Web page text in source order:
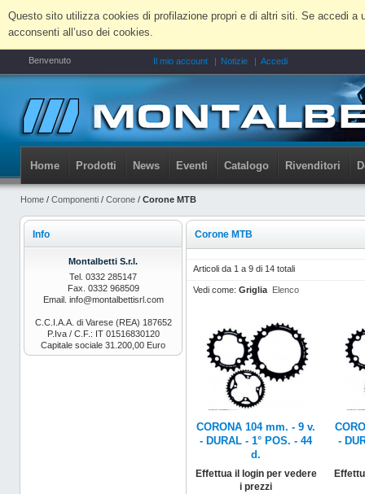
Questo sito utilizza cookies di profilazione propri e di altri siti. Se accedi a
acconsenti all’uso dei cookies.
Benvenuto Il mio account Notizie Accedi
Home Prodotti News Eventi Catalogo Rivenditori
Home / Componenti / Corone / Corone MTB
Corone MTB
Articoli da 1 a 9 di 14 totali
Vedi come: Griglia Elenco
CORONA 104 mm. - 9 v.
- DURAL - 1° POS. - 44
d.
Effettua il login per vedere
i prezzi
-
Info
Montalbetti S.r.l.
Tel. 0332 285147
Fax. 0332 968509
Email. info@montalbettisrl.com
C.C.I.A.A. di Varese (REA) 187652
P.Iva / C.F.: IT 01516830120
Capitale sociale 31.200,00 Euro